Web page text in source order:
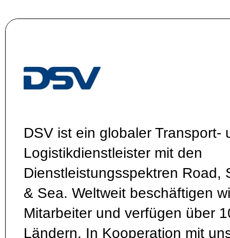
DSV ist ein globaler Transport-
Logistikdienstleister mit den
Dienstleistungsspektren Road,
& Sea. Weltweit beschäftigen
Mitarbeiter und verfügen über
Ländern. In Kooperation mit